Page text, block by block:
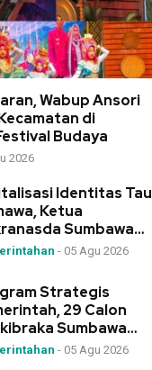
Wabup Ansori
di
Budaya
2026
Identitas Tau
Ketua
Sumbawa
Aplikasi Kre
- 05 Agu 2026
Strategis
29 Calon
Sumbawa
Diklat 3 Wakili NTB
- 05 Agu 2026